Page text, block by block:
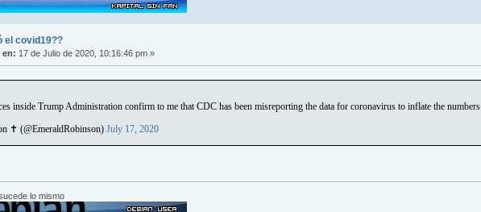
el covid19??
en: 17 de Julio de 2020, 10:16:46 pm »
inside Trump Administration confirm to me that CDC has been misreporting the data for coronavirus to inflate the numbers.
✝️ (@EmeraldRobinson) July 17, 2020
lo mismo